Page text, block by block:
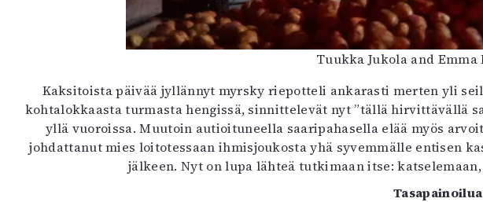
Tuukka Jukola and Emma
Kaksitoista päivää jyllännyt myrsky riepotteli ankarasti merten yli
kohtalokkaasta turmasta hengissä, sinnittelevät nyt ”tällä hirvittävällä
yllä vuoroissa. Muutoin autioituneella saaripahasella elää myös
johdattanut mies loitotessaan ihmisjoukosta yhä syvemmälle entisen
jälkeen. Nyt on lupa lähteä tutkimaan itse: